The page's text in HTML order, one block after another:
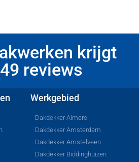
krijgt
reviews
Werkgebied
Dakdekker Almere
Dakdekker Amsterdam
Dakdekker Amstelveen
Dakdekker Biddinghuizen